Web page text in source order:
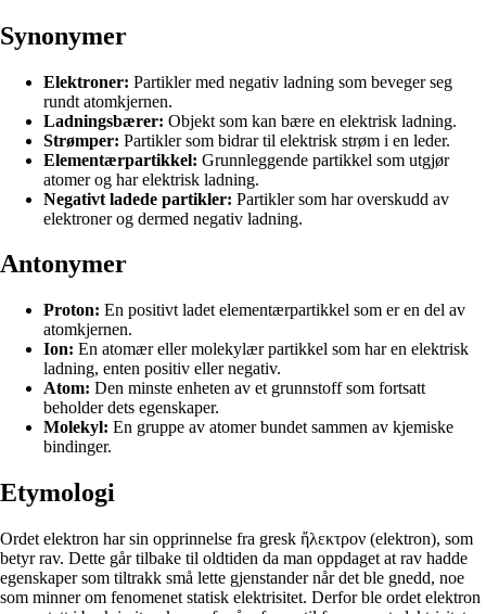
Synonymer
Elektroner: Partikler med negativ ladning som beveger seg
rundt atomkjernen.
Ladningsbærer: Objekt som kan bære en elektrisk ladning.
Strømper: Partikler som bidrar til elektrisk strøm i en leder.
Elementærpartikkel: Grunnleggende partikkel som utgjør
atomer og har elektrisk ladning.
Negativt ladede partikler: Partikler som har overskudd av
elektroner og dermed negativ ladning.
Antonymer
Proton: En positivt ladet elementærpartikkel som er en del av
atomkjernen.
Ion: En atomær eller molekylær partikkel som har en elektrisk
ladning, enten positiv eller negativ.
Atom: Den minste enheten av et grunnstoff som fortsatt
beholder dets egenskaper.
Molekyl: En gruppe av atomer bundet sammen av kjemiske
bindinger.
Etymologi
Ordet elektron har sin opprinnelse fra gresk ἤλεκτρον (elektron), som
betyr rav. Dette går tilbake til oldtiden da man oppdaget at rav hadde
egenskaper som tiltrakk små lette gjenstander når det ble gnedd, noe
som minner om fenomenet statisk elektrisitet. Derfor ble ordet elektron